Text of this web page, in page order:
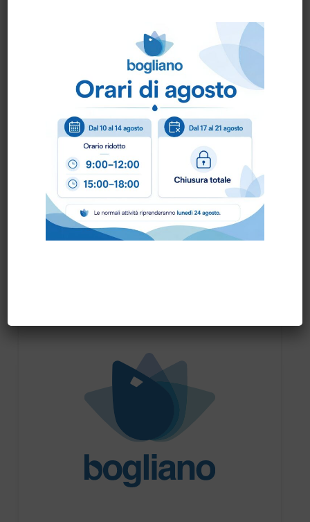
Come ordinare?
Puoi ordinare chiamando al0172 478161
scrivendo una mail ainfo@bogliano.it.
Per ogni informazione siamo a disposizione.